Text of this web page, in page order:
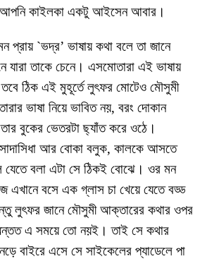
কাইলকা একটু আইসেন আবার।
`ভদ্র’ ভাষায় কথা বলে তা জানে
যারা তাকে চেনে। এসমোতারা এই ভাষায়
ঠিক এই মুহূর্তে লুৎফর মোটেও মৌসুমী
ভাষা নিয়ে ভাবিত নয়, বরং দোকান
বুকের ভেতরটা ছ্যাঁত করে ওঠে।
আর বোকা বলুক, কালকে আসতে
যেতে বলা এটা সে ঠিকই বোঝে। ওর মন
এখানে বসে এক গ্লাস চা খেয়ে যেতে বড্ড
লুৎফর জানে মৌসুমী আক্তারের কথার ওপর
এ সময়ে তো নয়ই। তাই সে কথার
বাইরে এসে সে সাইকেলের প্যাডেলে পা